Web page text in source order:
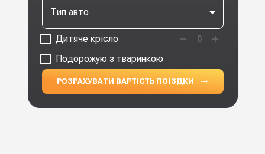
Тип авто
Дитяче крісло 0
Подорожую з тваринкою
РОЗРАХУВАТИ ВАРТІСТЬ ПОЇЗДКИ